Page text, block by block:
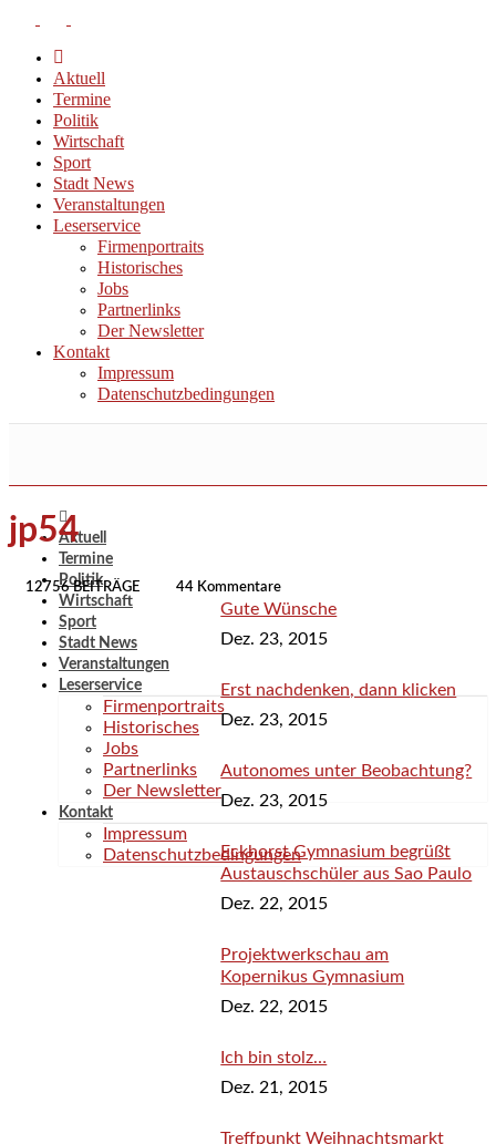
Aktuell
Termine
Politik
Wirtschaft
Sport
Stadt News
Veranstaltungen
Leserservice
Firmenportraits
Historisches
Jobs
Partnerlinks
Der Newsletter
Kontakt
Impressum
Datenschutzbedingungen
Aktuell
Termine
Politik
Wirtschaft
Sport
Stadt News
Veranstaltungen
Leserservice
Firmenportraits
Historisches
Jobs
Partnerlinks
Der Newsletter
Kontakt
Impressum
Datenschutzbedingungen
jp54
12756 BEITRÄGE 44 Kommentare
Gute Wünsche
Dez. 23, 2015
Erst nachdenken, dann klicken
Dez. 23, 2015
Autonomes unter Beobachtung?
Dez. 23, 2015
Eckhorst Gymnasium begrüßt
Austauschschüler aus Sao Paulo
Dez. 22, 2015
Projektwerkschau am
Kopernikus Gymnasium
Dez. 22, 2015
Ich bin stolz…
Dez. 21, 2015
Treffpunkt Weihnachtsmarkt